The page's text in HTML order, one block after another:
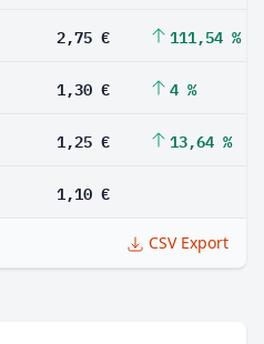
2,75 € 111,54 %
1,30 € 4 %
1,25 € 13,64 %
1,10 €
CSV Export